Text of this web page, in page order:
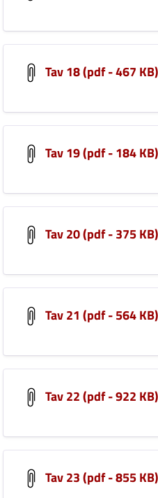
Tav 18 (pdf - 467 KB)
Tav 19 (pdf - 184 KB)
Tav 20 (pdf - 375 KB)
Tav 21 (pdf - 564 KB)
Tav 22 (pdf - 922 KB)
Tav 23 (pdf - 855 KB)